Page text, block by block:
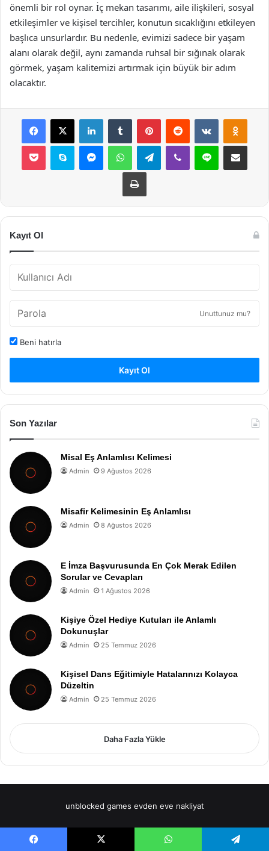
önemli bir rol oynar. İç mekan tasarımı, aile ilişkileri, sosyal
etkileşimler ve kişisel tercihler, konutun sıcaklığını etkileyen
başlıca unsurlardır. Bu nedenle, evimizi sadece bir yaşam
alanı olarak değil, aynı zamanda ruhsal bir sığınak olarak
görmek, yaşam kalitemizi artırmak için büyük bir adım
olacaktır.
Facebook
X LinkedInTumblr PinterestReddit VKontakte
Pocket Skype MessengerWhatsAppTelegramViber Line E-Posta ile
Yazdır
Kayıt Ol
Unuttunuz mu?
Beni hatırla
Kayıt Ol
Son Yazılar
Misal Eş Anlamlısı Kelimesi
Admin 9 Ağustos 2026
Misafir Kelimesinin Eş Anlamlısı
Admin 8 Ağustos 2026
E İmza Başvurusunda En Çok Merak Edilen
Sorular ve Cevapları
Admin 1 Ağustos 2026
Kişiye Özel Hediye Kutuları ile Anlamlı
Dokunuşlar
Admin 25 Temmuz 2026
Kişisel Dans Eğitimiyle Hatalarınızı Kolayca
Düzeltin
Admin 25 Temmuz 2026
Daha Fazla Yükle
unblocked games evden eve nakliyat